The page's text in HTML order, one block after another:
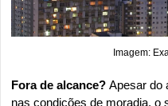
Imagem:
Fora de alcance? Apesar do
nas condições de moradia, o